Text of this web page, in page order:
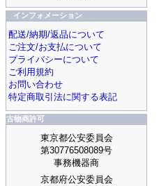
インフォメーション
配送/納期/返品について
ご注文/お支払について
プライバシーについて
ご利用規約
お問い合わせ
特定商取引法に関する表記
古物商許可
東京都公安委員会
第30776508089号
事務機器商
京都府公安委員会